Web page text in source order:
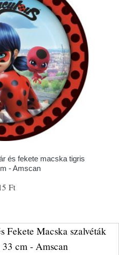
és fekete macska tigris
- Amscan
Ft
Fekete Macska szalvéták
cm - Amscan